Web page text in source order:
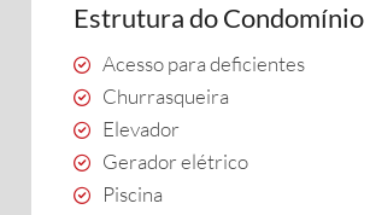
Estrutura do Condomínio
Acesso para deficientes
Churrasqueira
Elevador
Gerador elétrico
Piscina